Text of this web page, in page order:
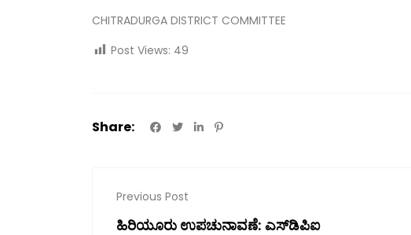
CHITRADURGA DISTRICT COMMITTEE
Post Views: 49
Share:
Previous Post
ಹಿರಿಯೂರು ಉಪಚುನಾವಣೆ: ಎಸ್‌ಡಿಪಿಐ